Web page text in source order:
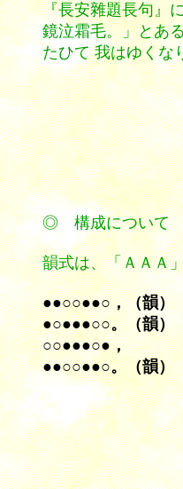
『長安雜題長句』
鏡泣霜毛。」とあ
たひて 我はゆくな
◎ 構成について
韻式は、「ＡＡＡ
●●○○●●○，（韻）
●○●●●○○。（韻）
○○●●●○●，
●●○○●●○。（韻）